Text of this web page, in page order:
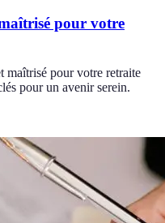
pour votre
maîtrisé pour votre retraite
pour un avenir serein.